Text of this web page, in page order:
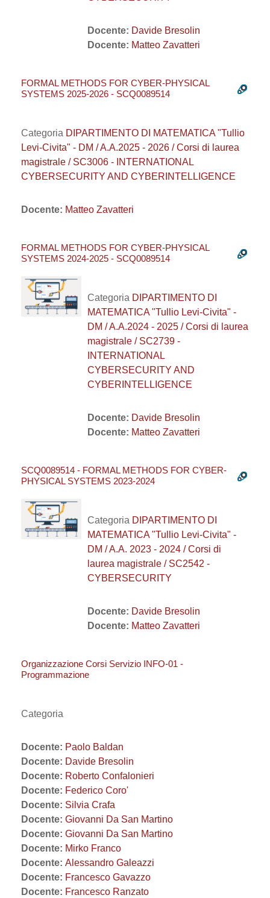
Docente: Davide Bresolin
Docente: Matteo Zavatteri
FORMAL METHODS FOR CYBER-PHYSICAL
SYSTEMS 2025-2026 - SCQ0089514
Categoria DIPARTIMENTO DI MATEMATICA "Tullio
Levi-Civita" - DM / A.A.2025 - 2026 / Corsi di laurea
magistrale / SC3006 - INTERNATIONAL
CYBERSECURITY AND CYBERINTELLIGENCE
Docente: Matteo Zavatteri
FORMAL METHODS FOR CYBER-PHYSICAL
SYSTEMS 2024-2025 - SCQ0089514
Categoria DIPARTIMENTO DI
MATEMATICA "Tullio Levi-Civita" -
DM / A.A.2024 - 2025 / Corsi di laurea
magistrale / SC2739 -
INTERNATIONAL
CYBERSECURITY AND
CYBERINTELLIGENCE
Docente: Davide Bresolin
Docente: Matteo Zavatteri
SCQ0089514 - FORMAL METHODS FOR CYBER-
PHYSICAL SYSTEMS 2023-2024
Categoria DIPARTIMENTO DI
MATEMATICA "Tullio Levi-Civita" -
DM / A.A. 2023 - 2024 / Corsi di
laurea magistrale / SC2542 -
CYBERSECURITY
Docente: Davide Bresolin
Docente: Matteo Zavatteri
Organizzazione Corsi Servizio INFO-01 -
Programmazione
Categoria
Docente: Paolo Baldan
Docente: Davide Bresolin
Docente: Roberto Confalonieri
Docente: Federico Coro'
Docente: Silvia Crafa
Docente: Giovanni Da San Martino
Docente: Giovanni Da San Martino
Docente: Mirko Franco
Docente: Alessandro Galeazzi
Docente: Francesco Gavazzo
Docente: Francesco Ranzato